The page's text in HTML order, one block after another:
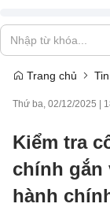
Trang chủ
Thứ ba, 02/12/2025
Kiểm tra
chính gắn
hành